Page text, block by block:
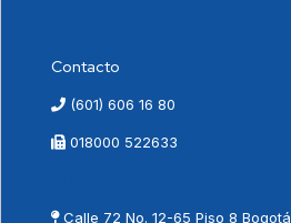
Contacto
(601) 606 16 80
018000 522633
Calle 72 No. 12-65 Piso 8 Bogotá